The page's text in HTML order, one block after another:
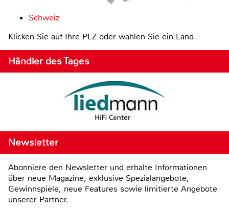
Schweiz
Klicken Sie auf Ihre PLZ oder wählen Sie ein Land
Händler des Tages
Newsletter
Abonniere den Newsletter und erhalte Informationen
über neue Magazine, exklusive Spezialangebote,
Gewinnspiele, neue Features sowie limitierte Angebote
unserer Partner.